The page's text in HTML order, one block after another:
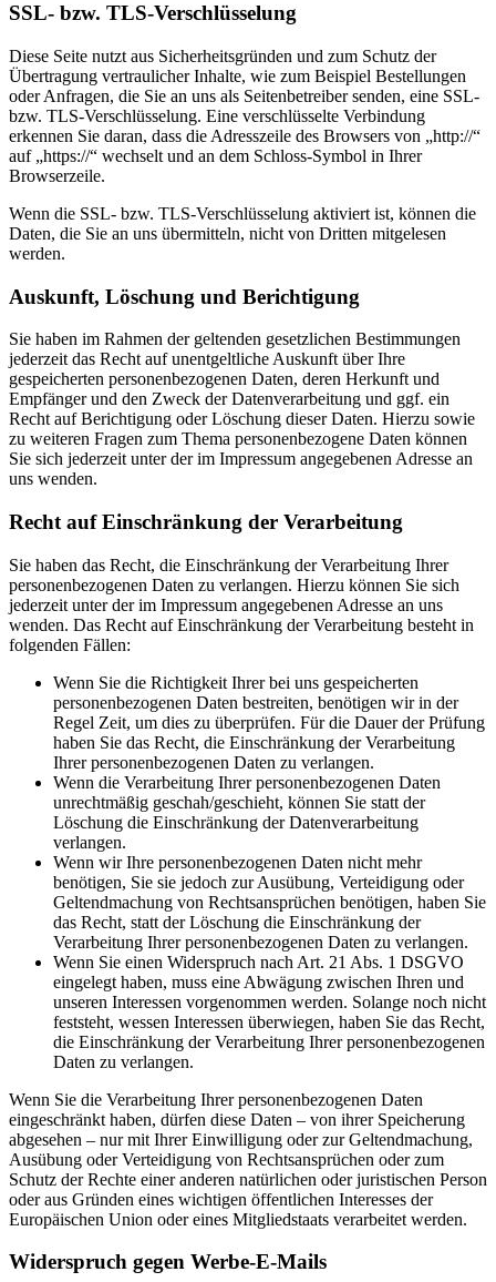
SSL- bzw. TLS-Verschlüsselung
Diese Seite nutzt aus Sicherheitsgründen und zum Schutz der
Übertragung vertraulicher Inhalte, wie zum Beispiel Bestellungen
oder Anfragen, die Sie an uns als Seitenbetreiber senden, eine SSL-
bzw. TLS-Verschlüsselung. Eine verschlüsselte Verbindung
erkennen Sie daran, dass die Adresszeile des Browsers von „http://“
auf „https://“ wechselt und an dem Schloss-Symbol in Ihrer
Browserzeile.
Wenn die SSL- bzw. TLS-Verschlüsselung aktiviert ist, können die
Daten, die Sie an uns übermitteln, nicht von Dritten mitgelesen
werden.
Auskunft, Löschung und Berichtigung
Sie haben im Rahmen der geltenden gesetzlichen Bestimmungen
jederzeit das Recht auf unentgeltliche Auskunft über Ihre
gespeicherten personenbezogenen Daten, deren Herkunft und
Empfänger und den Zweck der Datenverarbeitung und ggf. ein
Recht auf Berichtigung oder Löschung dieser Daten. Hierzu sowie
zu weiteren Fragen zum Thema personenbezogene Daten können
Sie sich jederzeit unter der im Impressum angegebenen Adresse an
uns wenden.
Recht auf Einschränkung der Verarbeitung
Sie haben das Recht, die Einschränkung der Verarbeitung Ihrer
personenbezogenen Daten zu verlangen. Hierzu können Sie sich
jederzeit unter der im Impressum angegebenen Adresse an uns
wenden. Das Recht auf Einschränkung der Verarbeitung besteht in
folgenden Fällen:
Wenn Sie die Richtigkeit Ihrer bei uns gespeicherten
personenbezogenen Daten bestreiten, benötigen wir in der
Regel Zeit, um dies zu überprüfen. Für die Dauer der Prüfung
haben Sie das Recht, die Einschränkung der Verarbeitung
Ihrer personenbezogenen Daten zu verlangen.
Wenn die Verarbeitung Ihrer personenbezogenen Daten
unrechtmäßig geschah/geschieht, können Sie statt der
Löschung die Einschränkung der Datenverarbeitung
verlangen.
Wenn wir Ihre personenbezogenen Daten nicht mehr
benötigen, Sie sie jedoch zur Ausübung, Verteidigung oder
Geltendmachung von Rechtsansprüchen benötigen, haben Sie
das Recht, statt der Löschung die Einschränkung der
Verarbeitung Ihrer personenbezogenen Daten zu verlangen.
Wenn Sie einen Widerspruch nach Art. 21 Abs. 1 DSGVO
eingelegt haben, muss eine Abwägung zwischen Ihren und
unseren Interessen vorgenommen werden. Solange noch nicht
feststeht, wessen Interessen überwiegen, haben Sie das Recht,
die Einschränkung der Verarbeitung Ihrer personenbezogenen
Daten zu verlangen.
Wenn Sie die Verarbeitung Ihrer personenbezogenen Daten
eingeschränkt haben, dürfen diese Daten – von ihrer Speicherung
abgesehen – nur mit Ihrer Einwilligung oder zur Geltendmachung,
Ausübung oder Verteidigung von Rechtsansprüchen oder zum
Schutz der Rechte einer anderen natürlichen oder juristischen Person
oder aus Gründen eines wichtigen öffentlichen Interesses der
Europäischen Union oder eines Mitgliedstaats verarbeitet werden.
Widerspruch gegen Werbe-E-Mails